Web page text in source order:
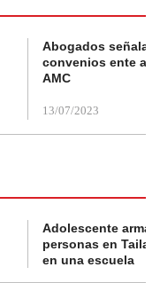
Abogados
convenios ente
AMC
13/07/2023
Adolescente
personas en
en una escuela